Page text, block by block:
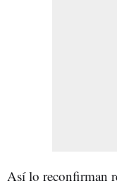
Así lo reconfirman